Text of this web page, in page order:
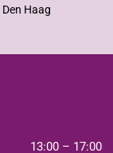
Haag
13:00 – 17:00